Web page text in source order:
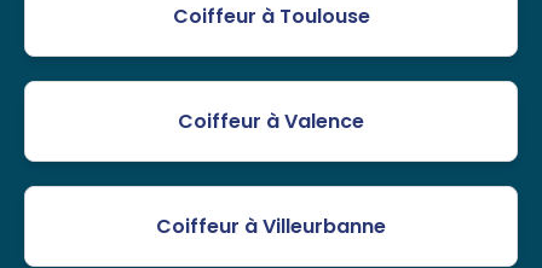
Coiffeur à Toulouse
Coiffeur à Valence
Coiffeur à Villeurbanne